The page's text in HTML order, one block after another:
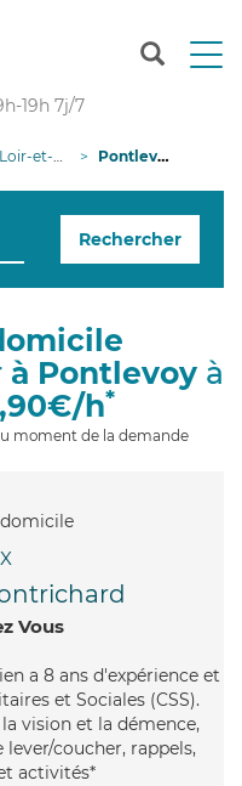
T
n
g
i
19h 7j/7
Loir-et-Cher Pontlevoy
Rechercher
à Pontlevoyà
h*
moment de la demande
Vous
a 8 ans d'expérience et
et Sociales (CSS).
vision et la démence,
coucher, rappels,
activités*